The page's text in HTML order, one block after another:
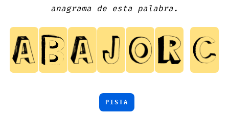
anagrama de esta palabra.
PISTA